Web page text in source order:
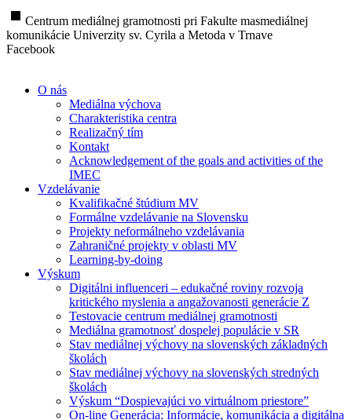
stop Centrum mediálnej gramotnosti pri Fakulte masmediálnej
komunikácie Univerzity sv. Cyrila a Metoda v Trnave
Facebook
O nás
Mediálna výchova
Charakteristika centra
Realizačný tím
Kontakt
Acknowledgement of the goals and activities of the
IMEC
Vzdelávanie
Kvalifikačné štúdium MV
Formálne vzdelávanie na Slovensku
Projekty neformálneho vzdelávania
Zahraničné projekty v oblasti MV
Learning-by-doing
Výskum
Digitálni influenceri – edukačné roviny rozvoja
kritického myslenia a angažovanosti generácie Z
Testovacie centrum mediálnej gramotnosti
Mediálna gramotnosť dospelej populácie v SR
Stav mediálnej výchovy na slovenských základných
školách
Stav mediálnej výchovy na slovenských stredných
školách
Výskum “Dospievajúci vo virtuálnom priestore”
On-line Generácia: Informácie, komunikácia a digitálna